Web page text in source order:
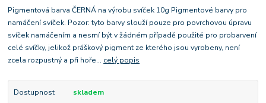
Pigmentová barva ČERNÁ na výrobu svíček 10g Pigmentové barvy pro
namáčení svíček. Pozor: tyto barvy slouží pouze pro povrchovou úpravu
svíček namáčením a nesmí být v žádném případě použité pro probarvení
celé svíčky, jelikož práškový pigment ze kterého jsou vyrobeny, není
zcela rozpustný a při hoře... celý popis
Dostupnost
skladem